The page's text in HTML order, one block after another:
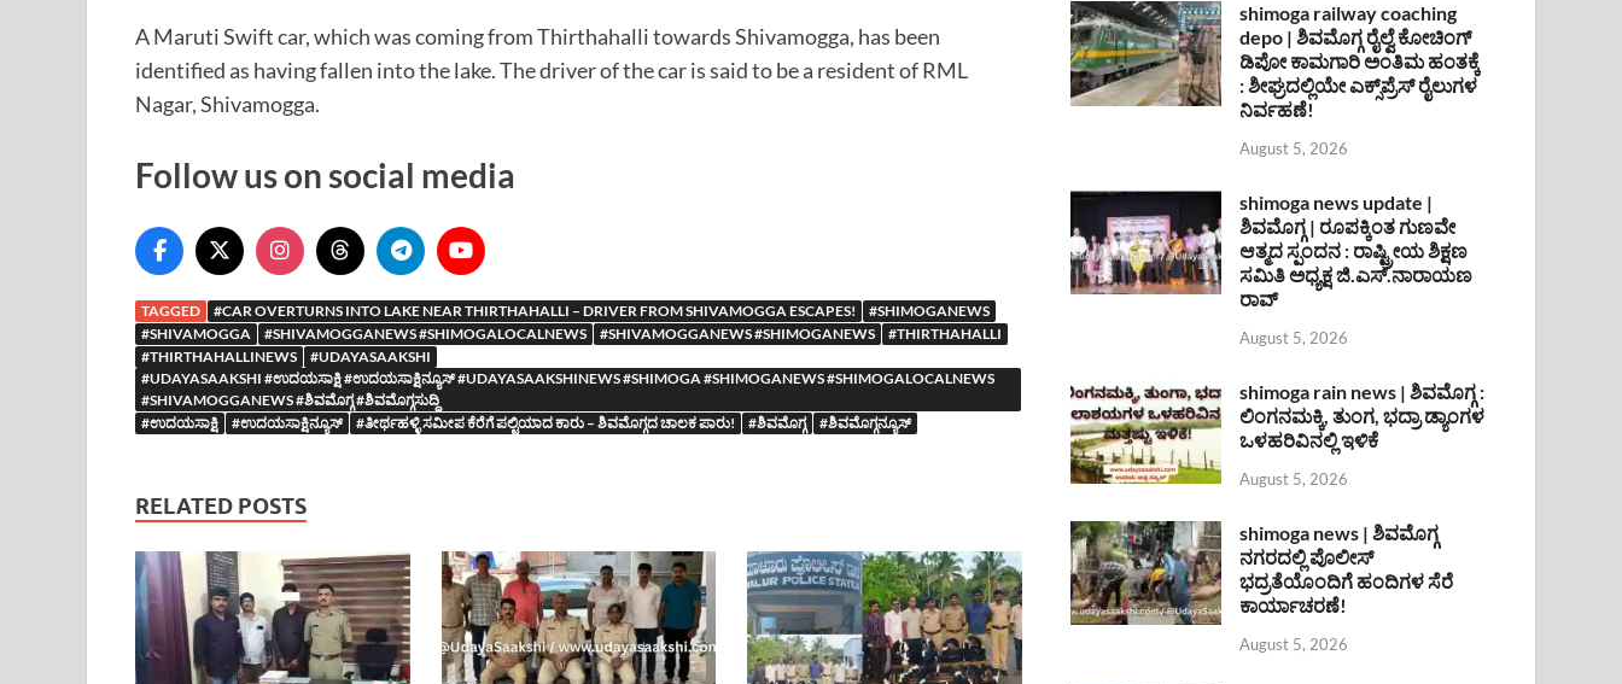
A Maruti Swift car, which was coming from Thirthahalli towards Shivamogga, has been
identified as having fallen into the lake. The driver of the car is said to be a resident of RML
Nagar, Shivamogga.
Follow us on social media
TAGGED #CAR OVERTURNS INTO LAKE NEAR THIRTHAHALLI – DRIVER FROM SHIVAMOGGA ESCAPES!
#SHIMOGANEWS
#SHIVAMOGGA
#SHIVAMOGGANEWS #SHIMOGALOCALNEWS #SHIVAMOGGANEWS #SHIMOGANEWS
#THIRTHAHALLI
#THIRTHAHALLINEWS
#UDAYASAAKSHI
#UDAYASAAKSHI #ಉದಯಸಾಕ್ಷಿ #ಉದಯಸಾಕ್ಷಿನ್ಯೂಸ್ #UDAYASAAKSHINEWS #SHIMOGA #SHIMOGANEWS #SHIMOGALOCALNEWS
#SHIVAMOGGANEWS #ಶಿವಮೊಗ್ಗ #ಶಿವಮೊಗ್ಗಸುದ್ದಿ
#ಉದಯಸಾಕ್ಷಿ
#ಉದಯಸಾಕ್ಷಿನ್ಯೂಸ್ #ತೀರ್ಥಹಳ್ಳಿ ಸಮೀಪ ಕೆರೆಗೆ ಪಲ್ಟಿಯಾದ ಕಾರು – ಶಿವಮೊಗ್ಗದ ಚಾಲಕ ಪಾರು! #ಶಿವಮೊಗ್ಗ #ಶಿವಮೊಗ್ಗನ್ಯೂಸ್
RELATED POSTS
shimoga railway coaching
depo | ಶಿವಮೊಗ್ಗ ರೈಲ್ವೆ ಕೋಚಿಂಗ್
ಡಿಪೋ ಕಾಮಗಾರಿ ಅಂತಿಮ ಹಂತಕ್ಕೆ
: ಶೀಘ್ರದಲ್ಲಿಯೇ ಎಕ್ಸ್‌ಪ್ರೆಸ್ ರೈಲುಗಳ
ನಿರ್ವಹಣೆ!
August 5, 2026
shimoga news update |
ಶಿವಮೊಗ್ಗ | ರೂಪಕ್ಕಿಂತ ಗುಣವೇ
ಆತ್ಮದ ಸ್ಪಂದನ : ರಾಷ್ಟ್ರೀಯ ಶಿಕ್ಷಣ
ಸಮಿತಿ ಅಧ್ಯಕ್ಷ ಜಿ.ಎಸ್.ನಾರಾಯಣ
ರಾವ್
August 5, 2026
shimoga rain news | ಶಿವಮೊಗ್ಗ :
ಲಿಂಗನಮಕ್ಕಿ, ತುಂಗ, ಭದ್ರಾ ಡ್ಯಾಂಗಳ
ಒಳಹರಿವಿನಲ್ಲಿ ಇಳಿಕೆ
August 5, 2026
shimoga news | ಶಿವಮೊಗ್ಗ
ನಗರದಲ್ಲಿ ಪೊಲೀಸ್
ಭದ್ರತೆಯೊಂದಿಗೆ ಹಂದಿಗಳ ಸೆರೆ
ಕಾರ್ಯಾಚರಣೆ!
August 5, 2026